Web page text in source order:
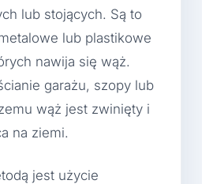
lub stojących. Są to
lub plastikowe
nawija się wąż.
garażu, szopy lub
wąż jest zwinięty i
na ziemi.
jest użycie